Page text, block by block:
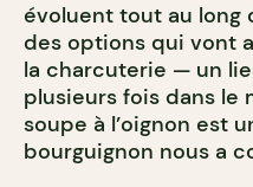
évoluent tout au long
des options qui vont
la charcuterie — un
plusieurs fois dans le
soupe à l’oignon est
bourguignon nous a